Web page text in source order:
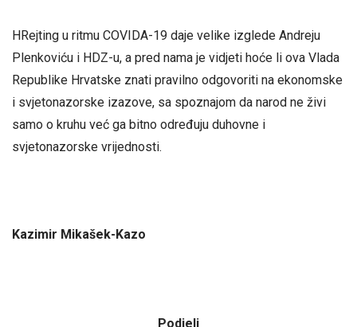
HRejting u ritmu COVIDA-19 daje velike izglede Andreju
Plenkoviću i HDZ-u, a pred nama je vidjeti hoće li ova Vlada
Republike Hrvatske znati pravilno odgovoriti na ekonomske
i svjetonazorske izazove, sa spoznajom da narod ne živi
samo o kruhu već ga bitno određuju duhovne i
svjetonazorske vrijednosti.
Kazimir Mikašek-Kazo
Podjeli